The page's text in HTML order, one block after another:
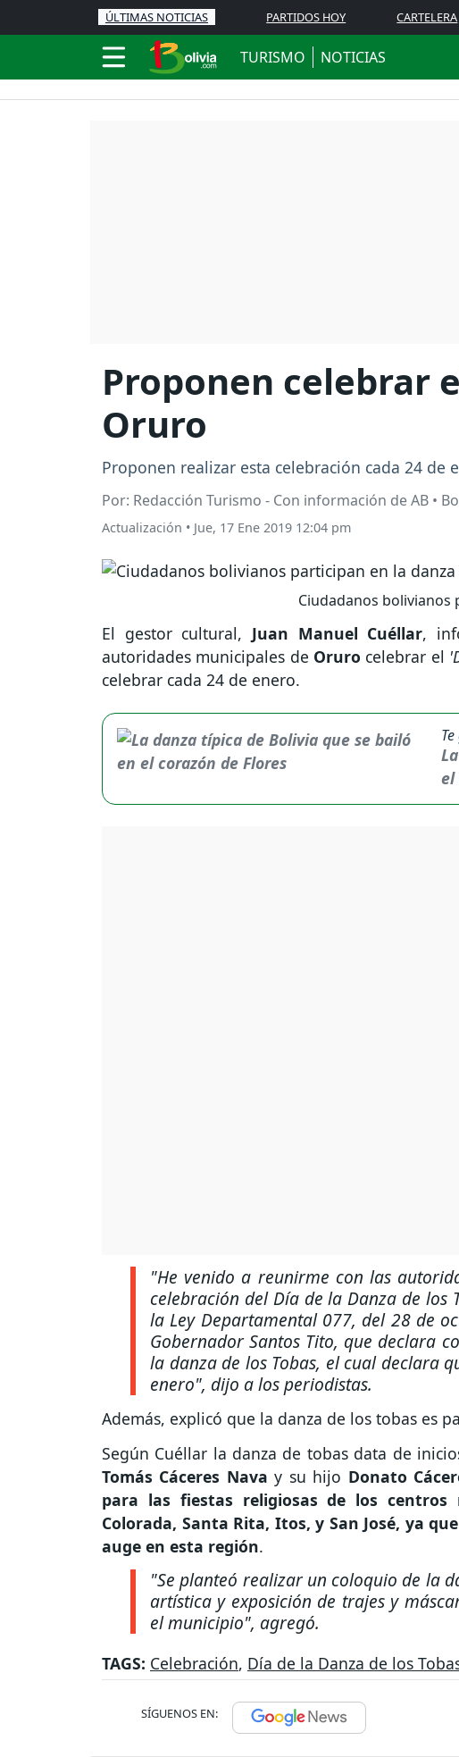
ÚLTIMAS NOTICIAS PARTIDOS HOY CARTELERA
TURISMO NOTICIAS
Proponen celebrar
Oruro
Proponen realizar esta celebración cada 24 de
Por: Redacción Turismo - Con información de AB •
Actualización • Jue, 17 Ene 2019 12:04 pm
Ciudadanos bolivianos
El gestor cultural, Juan Manuel Cuéllar,
autoridades municipales de Oruro celebrar el
celebrar cada 24 de enero.
el
"He venido a reunirme con las
celebración del Día de la Danza de los
la Ley Departamental 077, del 28 de
Gobernador Santos Tito, que declara
la danza de los Tobas, el cual declara
enero", dijo a los periodistas.
Además, explicó que la danza de los tobas es
Según Cuéllar la danza de tobas data de
Tomás Cáceres Navay su hijo Donato
para las fiestas religiosas de los
Colorada, Santa Rita, Itos, y San José, ya
auge en esta región.
"Se planteó realizar un coloquio de la
artística y exposición de trajes y
el municipio", agregó.
TAGS: Celebración, Día de la Danza de los
SÍGUENOS EN: